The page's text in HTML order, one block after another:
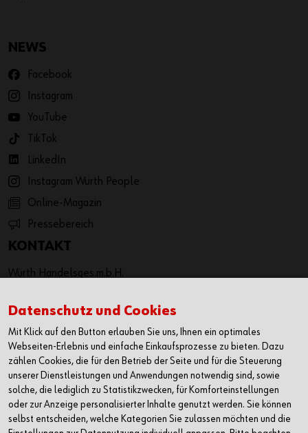
NEWS
Facebook
Instagram
YouTube
TikTok
LinkedIn
Instagram Würth People
Online-Magazin
Pressebereich
KONTAKT
Würth Handelsges.m.b.H.
3071 Böheimkirchen
T: +43 50 8242 0
F: +43 50 8242 53333
info@wuerth.at
oder wenden Sie sich an einen Würth Shop in Ihrer Nähe:
Würth Shop finden
Datenschutz und Cookies
Mit Klick auf den Button erlauben Sie uns, Ihnen ein optimales
Webseiten-Erlebnis und einfache Einkaufsprozesse zu bieten. Dazu
zählen Cookies, die für den Betrieb der Seite und für die Steuerung
unserer Dienstleistungen und Anwendungen notwendig sind, sowie
solche, die lediglich zu Statistikzwecken, für Komforteinstellungen
oder zur Anzeige personalisierter Inhalte genutzt werden. Sie können
selbst entscheiden, welche Kategorien Sie zulassen möchten und die